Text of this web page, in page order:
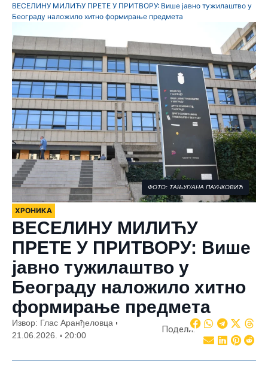
ВЕСЕЛИНУ МИЛИЋУ ПРЕТЕ У ПРИТВОРУ: Више јавно тужилаштво у
Београду наложило хитно формирање предмета
ФОТО: ТАЊУГ/АНА ПАУНКОВИЋ
ХРОНИКА
ВЕСЕЛИНУ МИЛИЋУ
ПРЕТЕ У ПРИТВОРУ: Више
јавно тужилаштво у
Београду наложило хитно
формирање предмета
Извор: Глас Аранђеловца
21.06.2026.
20:00
Подели: